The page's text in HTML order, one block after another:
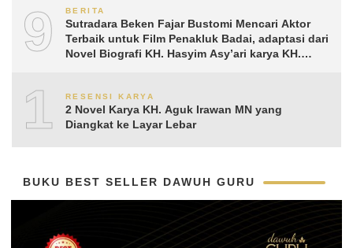
9 BERITA
Sutradara Beken Fajar Bustomi Mencari Aktor
Terbaik untuk Film Penakluk Badai, adaptasi dari
Novel Biografi KH. Hasyim Asy’ari karya KH.
10RESENSI KARYA
2 Novel Karya KH. Aguk Irawan MN yang
Diangkat ke Layar Lebar
BUKU BEST SELLER DAWUH GURU